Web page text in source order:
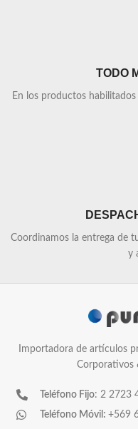
TODO
En los productos
Coordinamos la entrega de
y
Importadora de artículos
Corporativos
Teléfono Fijo: 2 2723
Teléfono Móvil: +569